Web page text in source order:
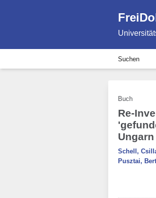
Suchen
Buch
Re-
Ungarn
Schell,
Pusztai,